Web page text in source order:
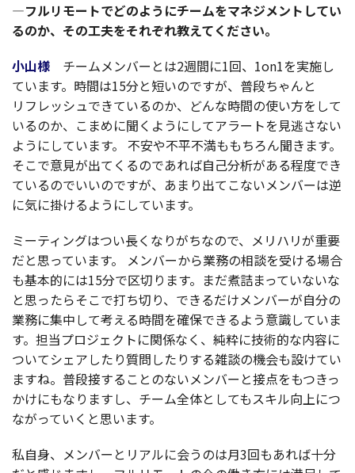
—フルリモートでどのようにチームをマネジメント してい
るのか、その工夫をそれぞれ教えてください。
小山様
チームメンバー とは2週間に1回、1on1を実施し
ています。 時間は15分と短いのですが、 普段ちゃんと
リフレッシュできているのか、どんな時間の使い方をして
いるのか、こまめに聞くようにしてアラートを見逃さない
ようにしています。
不安や不平不満ももちろん聞きます。
そこで意見が出てくるのであれば自己分析がある程度でき
ているのでいいのですが、あまり出てこないメンバーは逆
に気に掛けるようにしています。
ミーティングはつい長くなりがちなので、 メリハリが重要
だと思っています。
メンバーから業務の相談を受ける場合
も基本的には15分で区切ります。まだ煮詰まっていないな
と思ったらそこで打ち切り、できるだけメンバーが自分の
業務に集中して考える時間を確保できるよう意識していま
す。 担当プロジェクトに関係なく、 純粋に技術的な内容に
ついてシェアしたり質問したりする雑談の機会も設けてい
ますね。 普段接することのないメンバー と接点をもつきっ
かけにもなりますし、 チーム全体としてもスキル向上につ
ながっていくと思います。
私自身、 メンバー と リアルに会うのは月3回もあれば十分